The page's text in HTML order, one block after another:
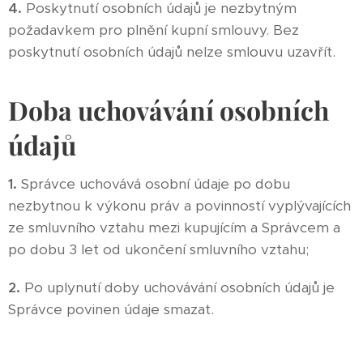
4. Poskytnutí osobních údajů je nezbytným
požadavkem pro plnění kupní smlouvy. Bez
poskytnutí osobních údajů nelze smlouvu uzavřít.
Doba uchovávání osobních
údajů
1. Správce uchovává osobní údaje po dobu
nezbytnou k výkonu práv a povinností vyplývajících
ze smluvního vztahu mezi kupujícím a Správcem a
po dobu 3 let od ukončení smluvního vztahu;
2. Po uplynutí doby uchovávání osobních údajů je
Správce povinen údaje smazat.